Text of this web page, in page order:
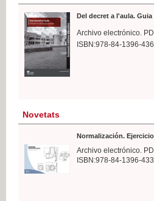
Del decret a l'aula.
Archivo electrónico.
ISBN:978-84-1396-
Novetats
Normalización.
Archivo electrónico.
ISBN:978-84-1396-